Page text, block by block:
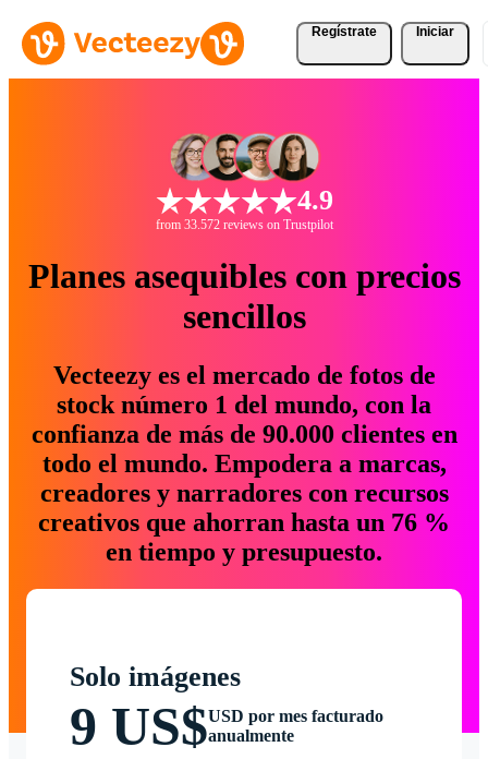
Regístrate Iniciar
4.9
from 33.572 reviews on Trustpilot
Planes asequibles con precios
sencillos
Vecteezy es el mercado de fotos de
stock número 1 del mundo, con la
confianza de más de 90.000 clientes en
todo el mundo. Empodera a marcas,
creadores y narradores con recursos
creativos que ahorran hasta un 76 %
en tiempo y presupuesto.
Solo imágenes
9 US$USD por mes facturado
anualmente